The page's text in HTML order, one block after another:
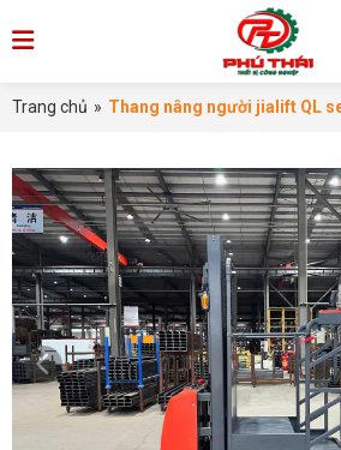
Trang chủ » Thang nâng người jialift QL